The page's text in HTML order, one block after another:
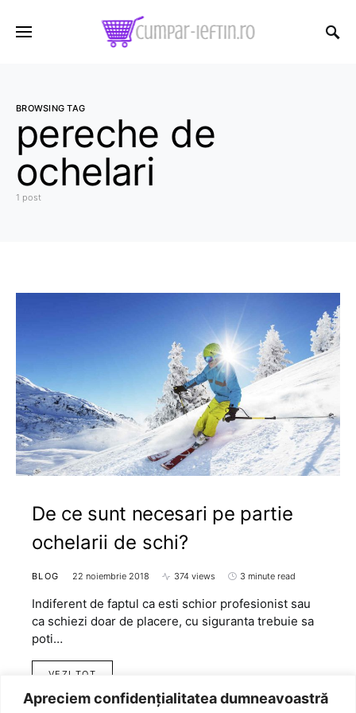
Apreciem confidențialitatea dumneavoastră
BROWSING TAG
pereche de
ochelari
1 post
De ce sunt necesari pe partie
ochelarii de schi?
BLOG 22 noiembrie 2018 374 views 3 minute read
Indiferent de faptul ca esti schior profesionist sau
ca schiezi doar de placere, cu siguranta trebuie sa
poti…
VEZI TOT